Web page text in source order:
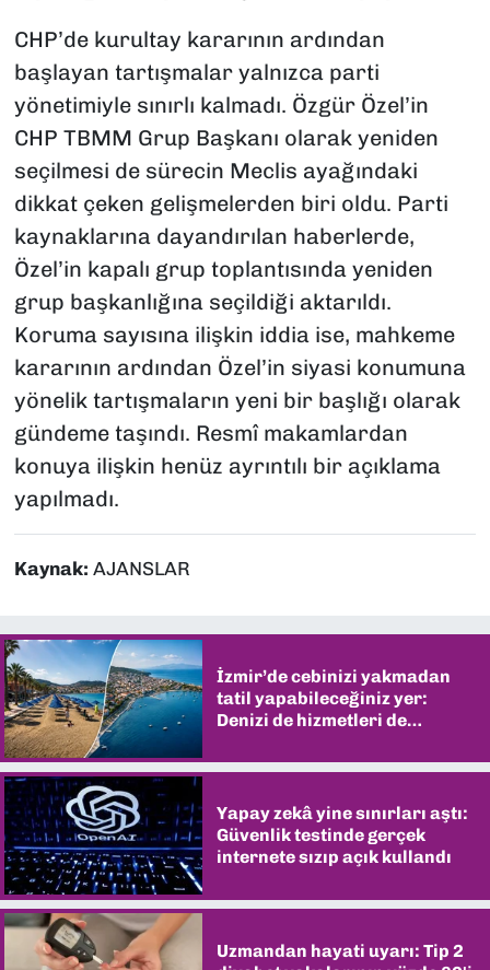
CHP’de kurultay kararının ardından
başlayan tartışmalar yalnızca parti
yönetimiyle sınırlı kalmadı. Özgür Özel’in
CHP TBMM Grup Başkanı olarak yeniden
seçilmesi de sürecin Meclis ayağındaki
dikkat çeken gelişmelerden biri oldu. Parti
kaynaklarına dayandırılan haberlerde,
Özel’in kapalı grup toplantısında yeniden
grup başkanlığına seçildiği aktarıldı.
Koruma sayısına ilişkin iddia ise, mahkeme
kararının ardından Özel’in siyasi konumuna
yönelik tartışmaların yeni bir başlığı olarak
gündeme taşındı. Resmî makamlardan
konuya ilişkin henüz ayrıntılı bir açıklama
yapılmadı.
Kaynak: AJANSLAR
İzmir’de cebinizi yakmadan
tatil yapabileceğiniz yer:
Denizi de hizmetleri de
Yapay zekâ yine sınırları aştı:
Güvenlik testinde gerçek
internete sızıp açık kullandı
Uzmandan hayati uyarı: Tip 2